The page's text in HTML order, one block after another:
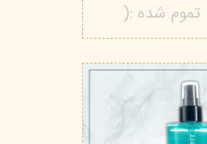
تموم شده :(